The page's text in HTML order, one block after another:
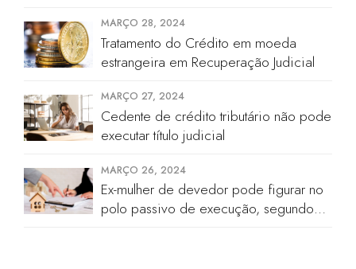
MARÇO 28, 2024
Tratamento do Crédito em moeda
estrangeira em Recuperação Judicial
MARÇO 27, 2024
Cedente de crédito tributário não pode
executar título judicial
MARÇO 26, 2024
Ex-mulher de devedor pode figurar no
polo passivo de execução, segundo